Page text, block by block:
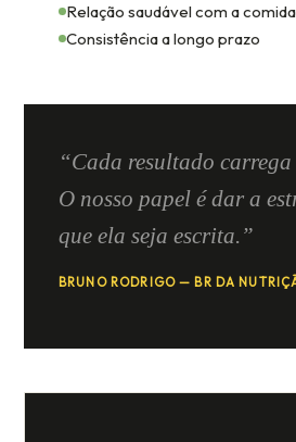
Relação saudável com a comida
Consistência a longo prazo
“Cada resultado
O nosso papel é dar a
que ela seja escrita.”
BRUNO RODRIGO — BR DA